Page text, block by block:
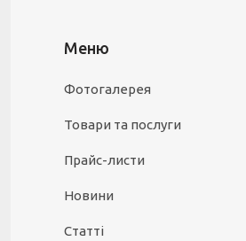
Фотогалерея
Товари та послуги
Прайс-листи
Новини
Статті